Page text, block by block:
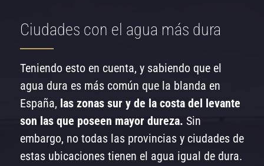
Ciudades con el agua más dura
Teniendo esto en cuenta, y sabiendo que el
agua dura es más común que la blanda en
España, las zonas sur y de la costa del levante
son las que poseen mayor dureza. Sin
embargo, no todas las provincias y ciudades de
estas ubicaciones tienen el agua igual de dura.